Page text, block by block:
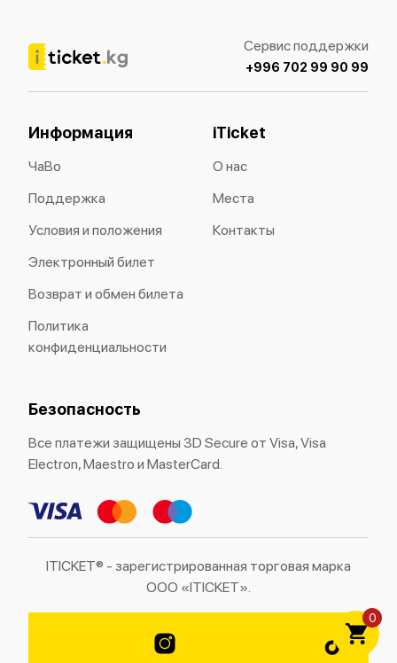
0
Сервис поддержки
+996 702 99 90 99
Информация
ЧаВо
Поддержка
Условия и положения
Электронный билет
Возврат и обмен билета
Политика
конфиденциальности
iTicket
О нас
Места
Контакты
Безопасность
Все платежи защищены 3D Secure от Visa, Visa
Electron, Maestro и MasterCard.
ITICKET® - зарегистрированная торговая марка
ООО «ITICKET».